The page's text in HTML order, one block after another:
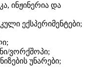
ინჟინერია და
ექსპერიმენტები;
ვორქშოპი;
უნარები;